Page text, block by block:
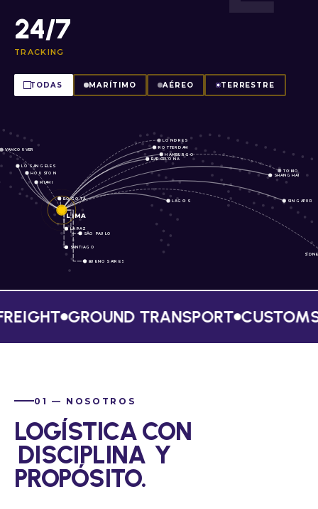
24/7
TRACKING
TODAS MARÍTIMO AÉREO TERRESTRE
LOS ANGELES
MIAMI
HOUSTON
ROTTERDAM
HAMBURGO
BARCELONA
SHANGHAI
TOKIO
SINGAPUR
VANCOUVER
LONDRES
LAGOS
SANTIAGO
SÃO PAULO
BOGOTÁ
LA PAZ
BUENOS AIRES
LIMA
GROUND TRANSPORT CUSTOMS
01 — NOSOTROS
LOGÍSTICA CON
DISCIPLINA Y
PROPÓSITO.